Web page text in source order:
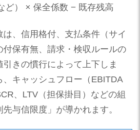
ど） × 保全係数 − 既存残高
、信用格付、支払条件（サイ
付保有無、請求・検収ルールの
きの慣行によって上下しま
、キャッシュフロー（EBITDA
、LTV（担保掛目）などの組
与信限度」が導かれます。